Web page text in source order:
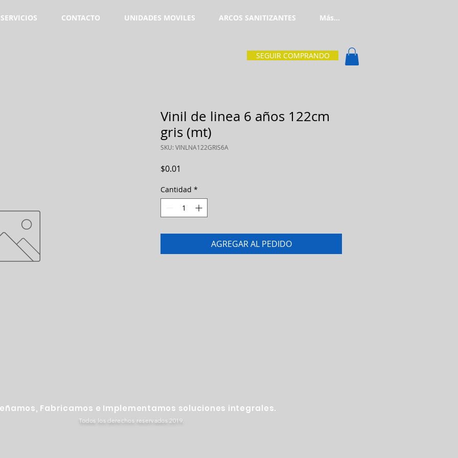
SERVICIOS CONTACTO UNIDADES MOVILES ARCOS SANITIZANTES Más...
Vinil de linea 6 años 122cm
gris (mt)
SKU: VINLNA122GRIS6A
$0.01
Cantidad *
AGREGAR AL PEDIDO
SEGUIR COMPRANDO
Fabricamos e Implementamos soluciones integrales.
Todos los derechos reservados 2019.